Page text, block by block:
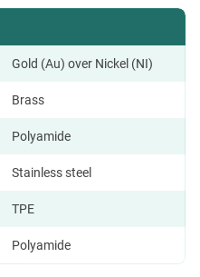
Gold (Au) over Nickel (NI)
Brass
Polyamide
Stainless steel
TPE
Polyamide